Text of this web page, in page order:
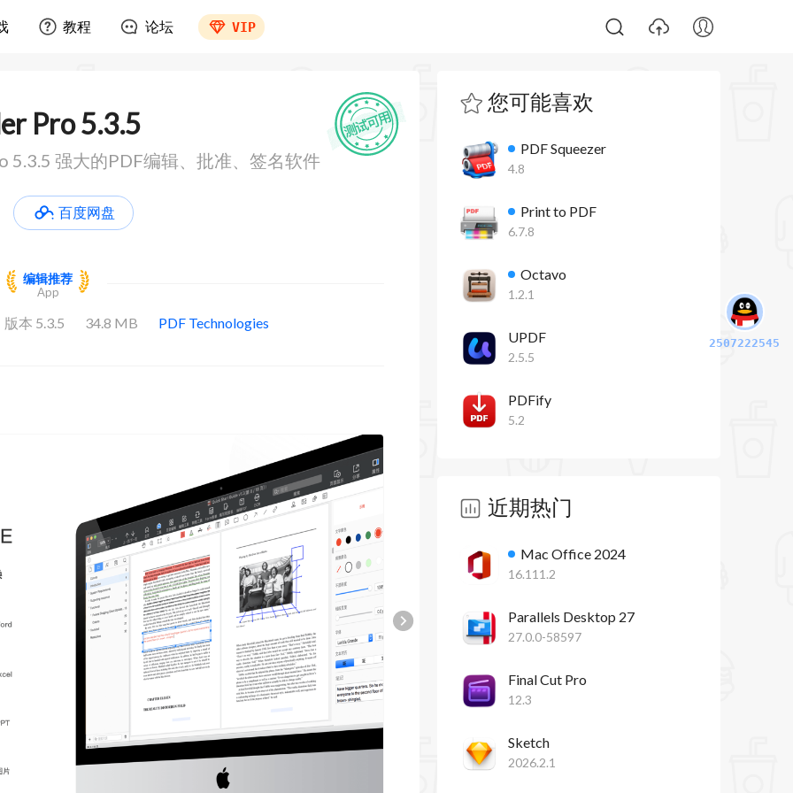
教程 论坛 VIP
Pro 5.3.5
5.3.5 强大的PDF编辑、批准、签名软件
百度网盘
编辑推荐
App
版本 5.3.5 34.8 MB PDF Technologies
您可能喜欢
PDF Squeezer
4.8
Print to PDF
6.7.8
Octavo
1.2.1
UPDF
2.5.5
PDFify
5.2
近期热门
Mac Office 2024
16.111.2
Parallels Desktop 27
27.0.0-58597
Final Cut Pro
12.3
Sketch
2026.2.1
2507222545